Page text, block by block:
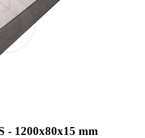
- 1200x80x15 mm